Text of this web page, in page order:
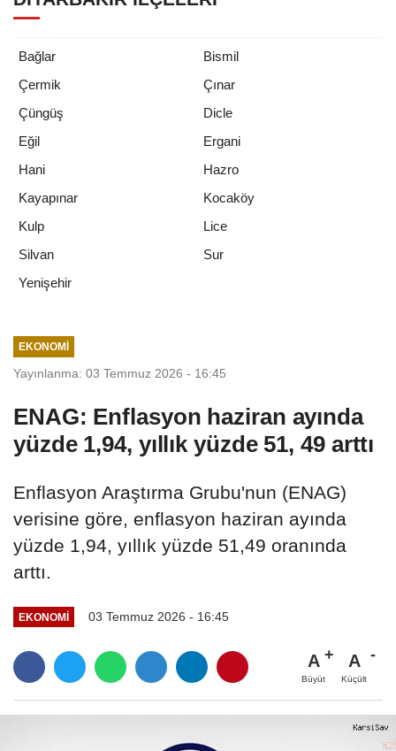
Bağlar
Bismil
Çermik
Çınar
Çüngüş
Dicle
Eğil
Ergani
Hani
Hazro
Kayapınar
Kocaköy
Kulp
Lice
Silvan
Sur
Yenişehir
EKONOMI
Yayınlanma: 03 Temmuz 2026 - 16:45
ENAG: Enflasyon haziran ayında
yüzde 1,94, yıllık yüzde 51, 49 arttı
Enflasyon Araştırma Grubu'nun (ENAG)
verisine göre, enflasyon haziran ayında
yüzde 1,94, yıllık yüzde 51,49 oranında
arttı.
EKONOMI 03 Temmuz 2026 - 16:45
A
Büyüt
A
Küçült